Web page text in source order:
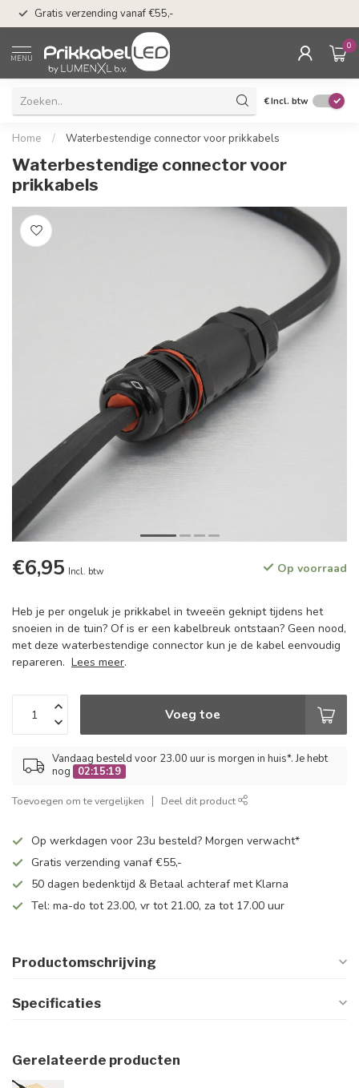
Gratis verzending vanaf €55,-
MENU
0
€Incl. btw
Home / Waterbestendige connector voor prikkabels
Waterbestendige connector voor
prikkabels
€6,95 Incl. btw Op voorraad
Heb je per ongeluk je prikkabel in tweeën geknipt tijdens het
snoeien in de tuin? Of is er een kabelbreuk ontstaan? Geen nood,
met deze waterbestendige connector kun je de kabel eenvoudig
repareren. Lees meer.
Voeg toe
Vandaag besteld voor 23.00 uur is morgen in huis*. Je hebt
nog
02:15:19
Toevoegen om te vergelijken Deel dit product
Op werkdagen voor 23u besteld? Morgen verwacht*
Gratis verzending vanaf €55,-
50 dagen bedenktijd & Betaal achteraf met Klarna
Tel: ma-do tot 23.00, vr tot 21.00, za tot 17.00 uur
Productomschrijving
Specificaties
Gerelateerde producten